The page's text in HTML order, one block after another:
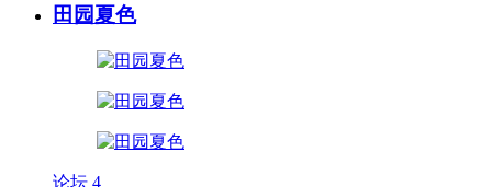
田园夏色
论坛 4